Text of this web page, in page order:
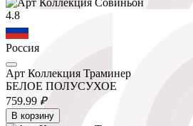
4.8
Россия
Арт Коллекция Траминер
БЕЛОЕ ПОЛУСУХОЕ
759.99 ₽
В корзину